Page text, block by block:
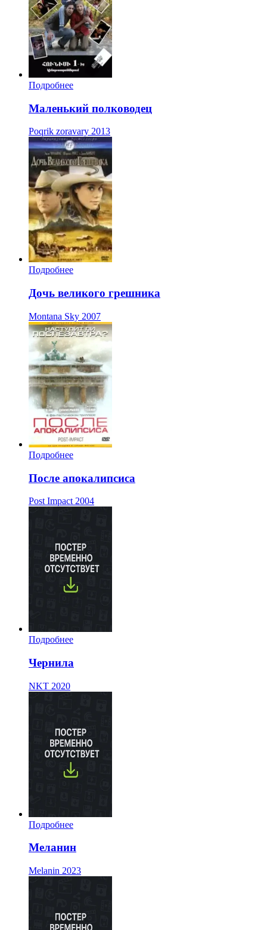
Подробнее
Маленький полководец
Poqrik zoravary 2013
Подробнее
Дочь великого грешника
Montana Sky 2007
Подробнее
После апокалипсиса
Post Impact 2004
Подробнее
Чернила
NKT 2020
Подробнее
Меланин
Melanin 2023